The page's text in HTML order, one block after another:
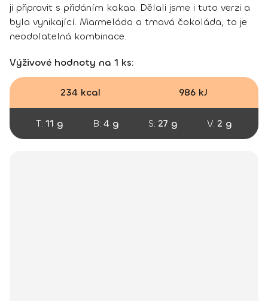
ji připravit s přidáním kakaa. Dělali jsme i tuto verzi a
byla vynikající. Marmeláda a tmavá čokoláda, to je
neodolatelná kombinace.
Výživové hodnoty na 1 ks:
234 kcal 986 kJ
T: 11 g B: 4 g S: 27 g V: 2 g